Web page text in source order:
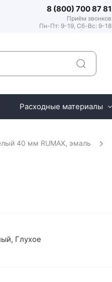
8 (800) 700 87 81
Приём звонков
Пн-Пт: 9-19, Сб-Вс: 9-18
Расходные материалы
40 мм RUMAX, эмаль
Глухое